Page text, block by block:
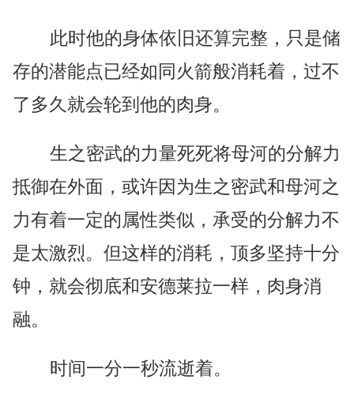
此时他的身体依旧还算完整，只是储
存的潜能点已经如同火箭般消耗着，过不
了多久就会轮到他的肉身。
生之密武的力量死死将母河的分解力
抵御在外面，或许因为生之密武和母河之
力有着一定的属性类似，承受的分解力不
是太激烈。但这样的消耗，顶多坚持十分
钟，就会彻底和安德莱拉一样，肉身消
融。
时间一分一秒流逝着。